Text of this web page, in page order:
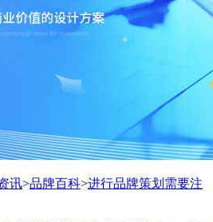
讯>品牌百科>进行品牌策划需要注